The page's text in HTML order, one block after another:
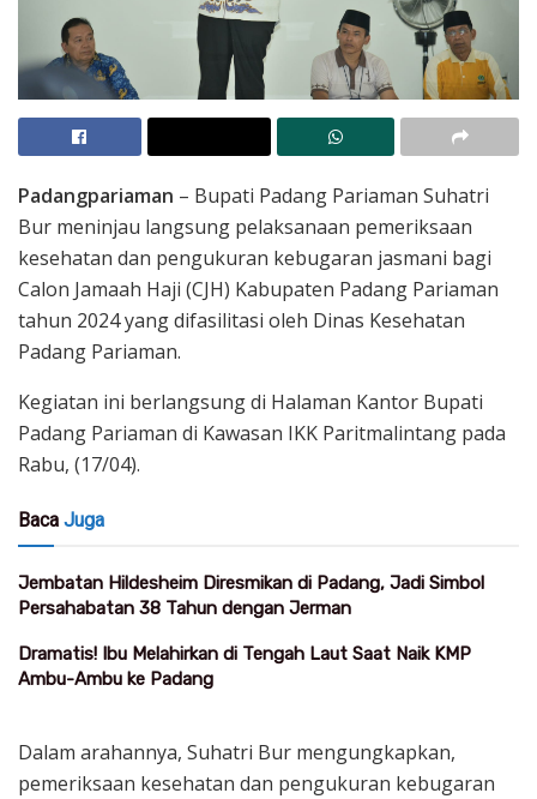
Padangpariaman – Bupati Padang Pariaman Suhatri
Bur meninjau langsung pelaksanaan pemeriksaan
kesehatan dan pengukuran kebugaran jasmani bagi
Calon Jamaah Haji (CJH) Kabupaten Padang Pariaman
tahun 2024 yang difasilitasi oleh Dinas Kesehatan
Padang Pariaman.
Kegiatan ini berlangsung di Halaman Kantor Bupati
Padang Pariaman di Kawasan IKK Paritmalintang pada
Rabu, (17/04).
Baca Juga
Jembatan Hildesheim Diresmikan di Padang, Jadi Simbol
Persahabatan 38 Tahun dengan Jerman
Dramatis! Ibu Melahirkan di Tengah Laut Saat Naik KMP
Ambu-Ambu ke Padang
Dalam arahannya, Suhatri Bur mengungkapkan,
pemeriksaan kesehatan dan pengukuran kebugaran